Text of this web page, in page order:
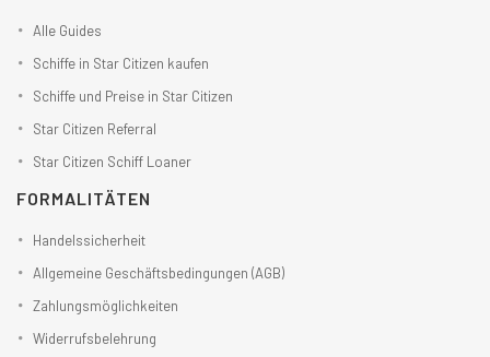
Alle Guides
Schiffe in Star Citizen kaufen
Schiffe und Preise in Star Citizen
Star Citizen Referral
Star Citizen Schiff Loaner
FORMALITÄTEN
Handelssicherheit
Allgemeine Geschäftsbedingungen (AGB)
Zahlungsmöglichkeiten
Widerrufsbelehrung